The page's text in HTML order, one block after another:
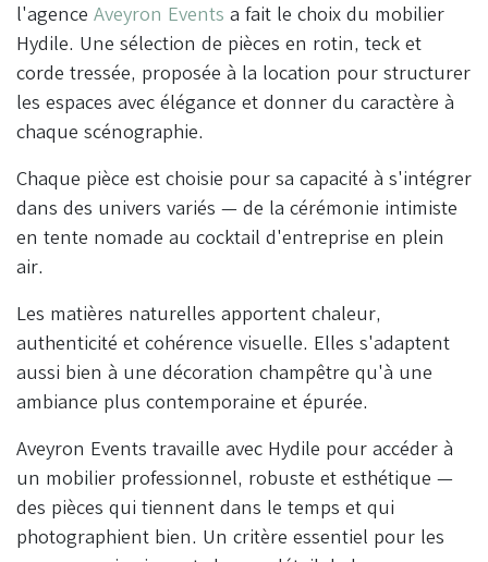
l'agence Aveyron Events a fait le choix du mobilier
Hydile. Une sélection de pièces en rotin, teck et
corde tressée, proposée à la location pour structurer
les espaces avec élégance et donner du caractère à
chaque scénographie.
Chaque pièce est choisie pour sa capacité à s'intégrer
dans des univers variés — de la cérémonie intimiste
en tente nomade au cocktail d'entreprise en plein
air.
Les matières naturelles apportent chaleur,
authenticité et cohérence visuelle. Elles s'adaptent
aussi bien à une décoration champêtre qu'à une
ambiance plus contemporaine et épurée.
Aveyron Events travaille avec Hydile pour accéder à
un mobilier professionnel, robuste et esthétique —
des pièces qui tiennent dans le temps et qui
photographient bien. Un critère essentiel pour les